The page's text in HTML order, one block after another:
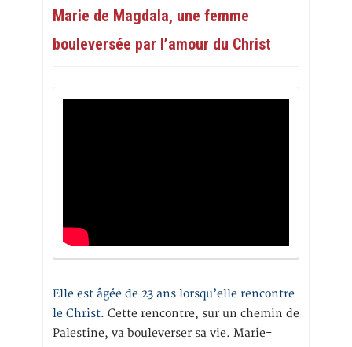
Marie de Magdala, une femme
bouleversée par l’amour du Christ
Elle est âgée de 23 ans lorsqu’elle rencontre
le Christ. Cette rencontre, sur un chemin de
Palestine, va bouleverser sa vie. Marie-